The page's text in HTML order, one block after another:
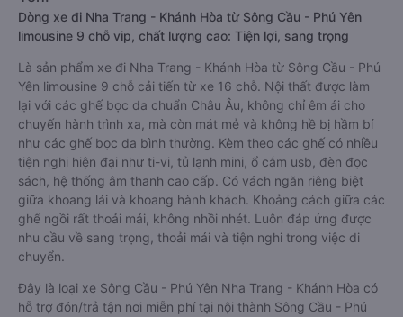
Dòng xe đi Nha Trang - Khánh Hòa từ Sông Cầu - Phú Yên
limousine 9 chỗ vip, chất lượng cao: Tiện lợi, sang trọng
Là sản phẩm xe đi Nha Trang - Khánh Hòa từ Sông Cầu - Phú
Yên limousine 9 chỗ cải tiến từ xe 16 chỗ. Nội thất được làm
lại với các ghế bọc da chuẩn Châu Âu, không chỉ êm ái cho
chuyến hành trình xa, mà còn mát mẻ và không hề bị hầm bí
như các ghế bọc da bình thường. Kèm theo các ghế có nhiều
tiện nghi hiện đại như ti-vi, tủ lạnh mini, ổ cắm usb, đèn đọc
sách, hệ thống âm thanh cao cấp. Có vách ngăn riêng biệt
giữa khoang lái và khoang hành khách. Khoảng cách giữa các
ghế ngồi rất thoải mái, không nhồi nhét. Luôn đáp ứng được
nhu cầu về sang trọng, thoải mái và tiện nghi trong việc di
chuyển.
Đây là loại xe Sông Cầu - Phú Yên Nha Trang - Khánh Hòa có
hỗ trợ đón/trả tận nơi miễn phí tại nội thành Sông Cầu - Phú